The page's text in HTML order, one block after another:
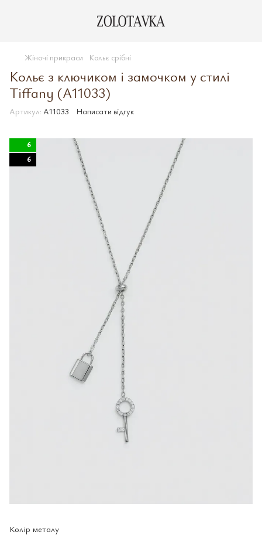
Жіночі прикраси Кольє срібні
Кольє з ключиком і замочком у стилі
Tiffany (A11033)
Артикул: A11033 Написати відгук
6
6
Колір металу